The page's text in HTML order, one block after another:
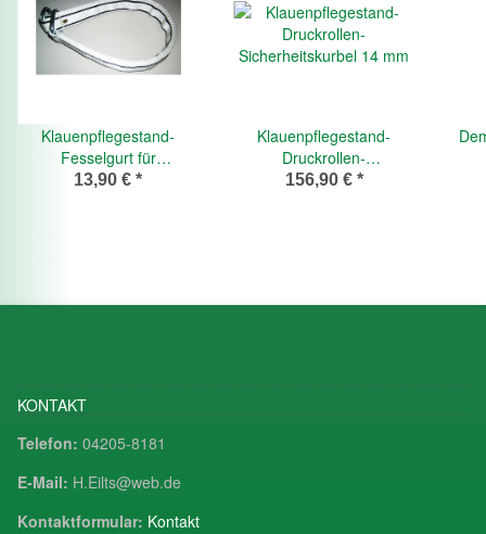
Klauenpflegestand-
Fesselgurt für
Klauenstand WOPA
13,90 € *
Klauenpflegestand-
Druckrollen-
Sicherheitskurbel 14 mm
156,90 € *
KONTAKT
Telefon: 04205-8181
E-Mail: H.Eilts@web.de
Kontaktformular: Kontakt